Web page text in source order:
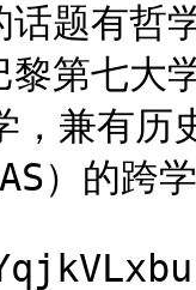
题有哲
巴黎第
兼有历
）的跨